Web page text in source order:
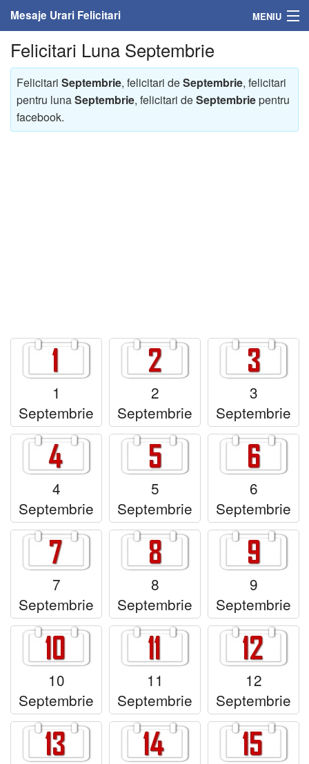
Mesaje Urari Felicitari MENIU
Home
Mesaje
Felicitari
Felicitari muzicale
Felicitari muzicale personalizate
Felicitari animate
Invitatii personalizate
Conecteaza-te
Felicitari Luna Septembrie
Felicitari Septembrie, felicitari deSeptembrie, felicitari
pentru lunaSeptembrie, felicitari deSeptembriepentru
facebook.
1
Septembrie
2
Septembrie
3
Septembrie
4
Septembrie
5
Septembrie
6
Septembrie
7
Septembrie
8
Septembrie
9
Septembrie
10
Septembrie
11
Septembrie
12
Septembrie